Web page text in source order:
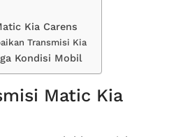
Kia Carens
Transmisi Kia
Kondisi Mobil
Matic Kia